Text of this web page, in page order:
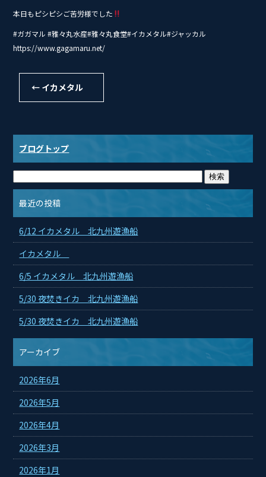
本日もピシピシご苦労様でした
#ガガマル #雅々丸水産#雅々丸食堂#イカメタル#ジャッカル
https://www.gagamaru.net/
← イカメタル
ブログトップ
最近の投稿
6/12 イカメタル 北九州遊漁船
イカメタル
6/5 イカメタル 北九州遊漁船
5/30 夜焚きイカ 北九州遊漁船
5/30 夜焚きイカ 北九州遊漁船
アーカイブ
2026年6月
2026年5月
2026年4月
2026年3月
2026年1月